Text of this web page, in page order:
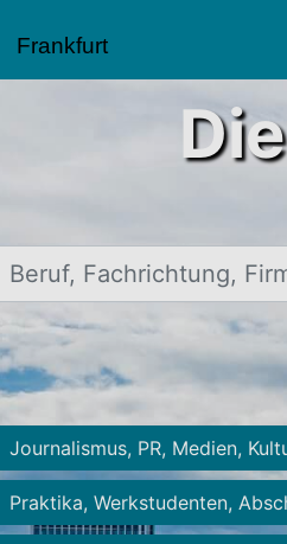
Frankfurt
Beruf, Fachrichtung, Firma
Journalismus, PR, Medien,
Praktika, Werkstudenten,